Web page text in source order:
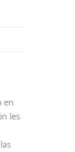
en
les